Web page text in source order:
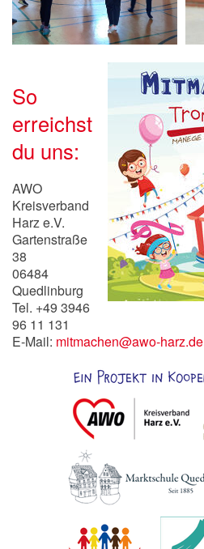
So
erreichst
du uns:
AWO
Kreisverband
Harz e.V.
Gartenstraße
38
06484
Quedlinburg
Tel. +49 3946
96 11 131
E-Mail: mitmachen@awo-harz.de